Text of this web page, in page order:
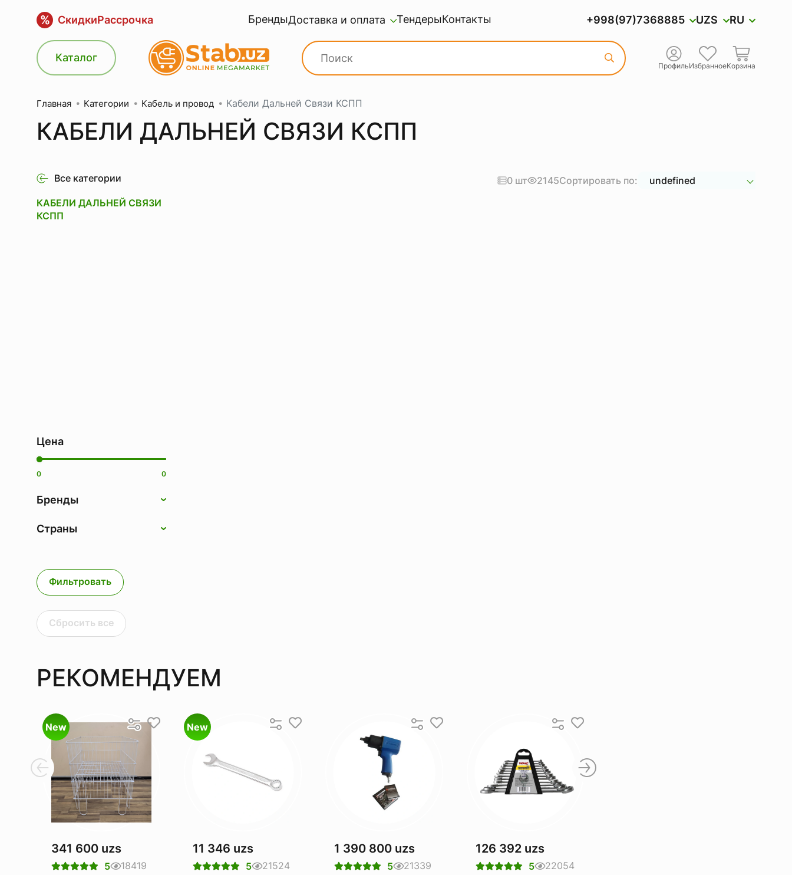
% СкидкиРассрочка БрендыДоставка и оплата ТендерыКонтакты +998(97)7368885 UZS RU
Каталог
ПрофильИзбранноеКорзина
Главная Категории Кабель и провод Кабели Дальней Связи КСПП
КАБЕЛИ ДАЛЬНЕЙ СВЯЗИ КСПП
Все категории
КАБЕЛИ ДАЛЬНЕЙ СВЯЗИ
КСПП
Цена
0 0
Бренды
Страны
Фильтровать
Сбросить все
0 шт 2145Сортировать по: undefined
РЕКОМЕНДУЕМ
New
341 600 uzs
5
18419
New
11 346 uzs
5
21524
1 390 800 uzs
5
21339
126 392 uzs
5
22054